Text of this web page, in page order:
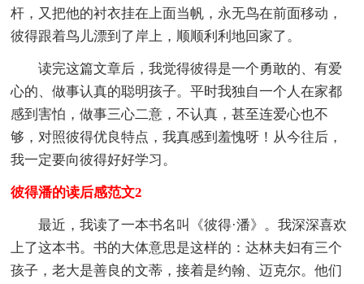
杆，又把他的衬衣挂在上面当帆，永无鸟在前面移动，
彼得跟着鸟儿漂到了岸上，顺顺利利地回家了。
读完这篇文章后，我觉得彼得是一个勇敢的、有爱
心的、做事认真的聪明孩子。平时我独自一个人在家都
感到害怕，做事三心二意，不认真，甚至连爱心也不
够，对照彼得优良特点，我真感到羞愧呀！从今往后，
我一定要向彼得好好学习。
彼得潘的读后感范文2
最近，我读了一本书名叫《彼得·潘》。我深深喜欢
上了这本书。书的大体意思是这样的：达林夫妇有三个
孩子，老大是善良的文蒂，接着是约翰、迈克尔。他们